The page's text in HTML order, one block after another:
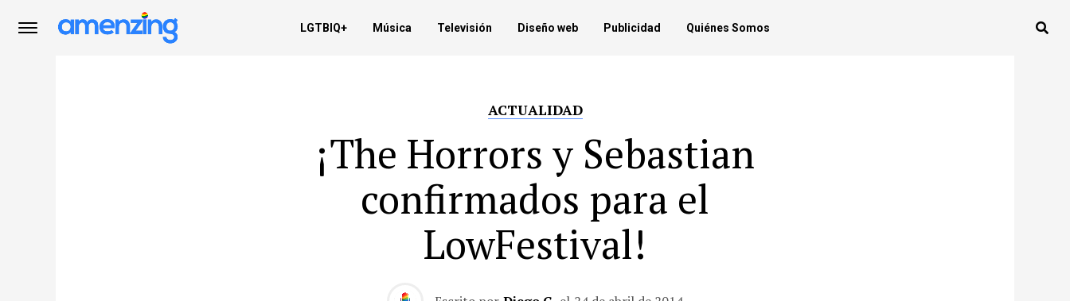
LGTBIQ+ Música Televisión Diseño web Publicidad Quiénes Somos
ACTUALIDAD
¡The Horrors y Sebastian
confirmados para el
LowFestival!